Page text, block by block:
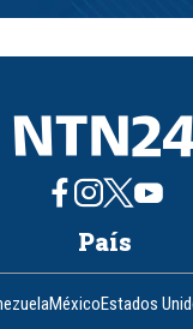
País
MéxicoEstados